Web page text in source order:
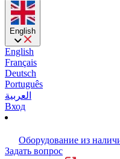
English
English
Français
Deutsch
Português
العربية
Вход
Оборудование из
Задать вопрос